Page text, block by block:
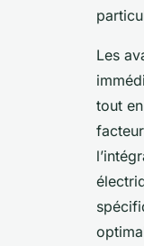
Les
tout